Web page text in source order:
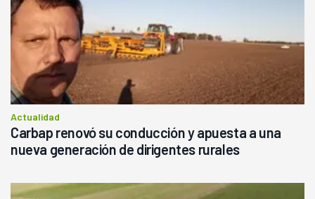
Actualidad
Carbap renovó su conducción y apuesta a una
nueva generación de dirigentes rurales